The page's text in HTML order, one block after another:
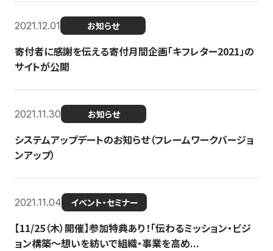
2021.12.01 お知らせ
寄付者に感謝を伝える寄付月間企画「キフレター2021」の
サイトが公開
2021.11.30 お知らせ
システムアップデートのお知らせ（フレームワークバージョ
ンアップ）
2021.11.04 イベント・セミナー
【11/25（木）開催】参加特典あり！「伝わるミッション・ビジ
ョン構築〜想いを紡いで組織・事業を高め...